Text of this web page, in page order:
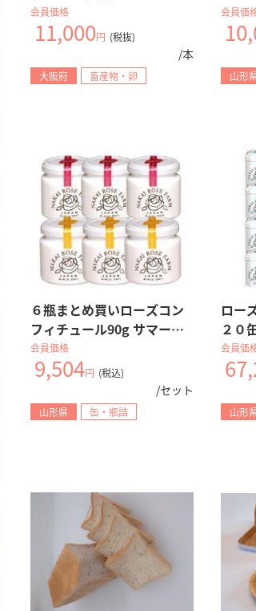
業務用通販サイト
無料会員登
仕入れ業務 在庫管理 支払
eSmartを使えば、経
PCまたはAndroidでご利用の方は
SNSのフォ
会員価格
11,000円 (税抜)
/本
大阪府 畜産物・卵
会員価
山形
６瓶まとめ買いローズコン
フィチュール90g サマー３
瓶＋オータム3瓶
会員価格
9,504円 (税込)
/セット
山形県 缶・瓶詰
ロー
２０
会員価
山形